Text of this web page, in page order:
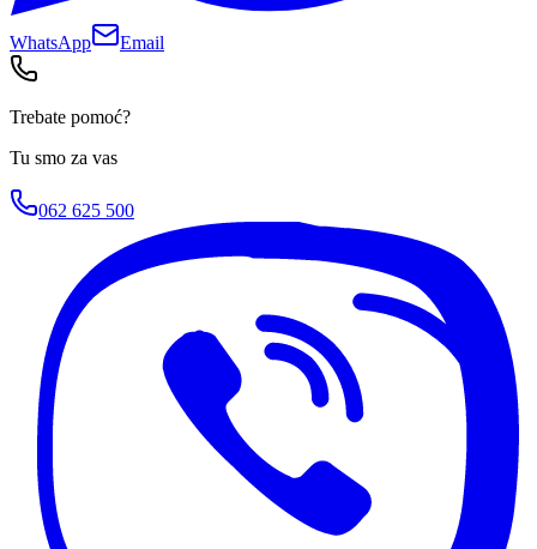
WhatsApp Email
Trebate pomoć?
Tu smo za vas
062 625 500